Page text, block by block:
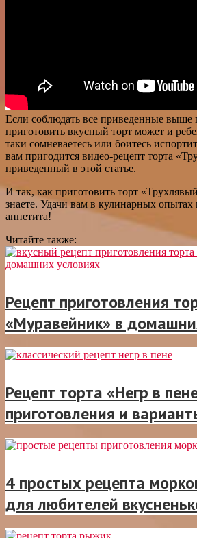
Если соблюдать все приведенные выше
приготовить вкусный торт может и
таки сомневаетесь или боитесь
вам пригодится видео-рецепт торта
приведенный в этой статье.
И так, как приготовить торт
знаете. Удачи вам в кулинарных опытах
аппетита!
Читайте также:
Рецепт приготовления
«Муравейник» в
Рецепт торта «Негр в
приготовления и
4 простых рецепта
для любителей